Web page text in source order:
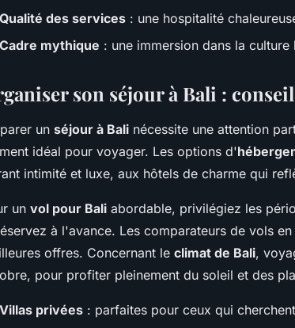
Qualité des services : une hospitalité
Cadre mythique : une immersion dans la
son séjour à Bali :
un séjour à Bali nécessite une attention
idéal pour voyager. Les options d'
intimité et luxe, aux hôtels de charme qui
un vol pour Bali abordable, privilégiez les
à l'avance. Les comparateurs de vols
offres. Concernant le climat de Bali,
pour profiter pleinement du soleil et des
Villas privées : parfaites pour ceux qui